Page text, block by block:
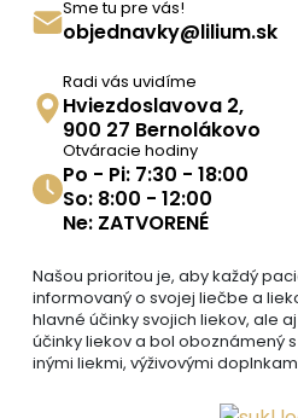
Sme tu pre vás!
objednavky@lilium.sk
Radi vás uvidíme
Hviezdoslavova 2,
900 27 Bernolákovo
Otváracie hodiny
Po - Pi: 7:30 - 18:00
So: 8:00 - 12:00
Ne: ZATVORENÉ
Našou prioritou je, aby každý
informovaný o svojej liečbe a
hlavné účinky svojich liekov, ale
účinky liekov a bol oboznámený
inými liekmi, výživovými